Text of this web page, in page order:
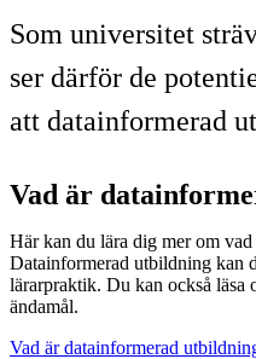
Som universitet
ser därför de
att datainformerad
Vad är
Här kan du lära dig mer om
Datainformerad utbildning kan
lärarpraktik. Du kan också läsa
ändamål.
Vad är datainformerad